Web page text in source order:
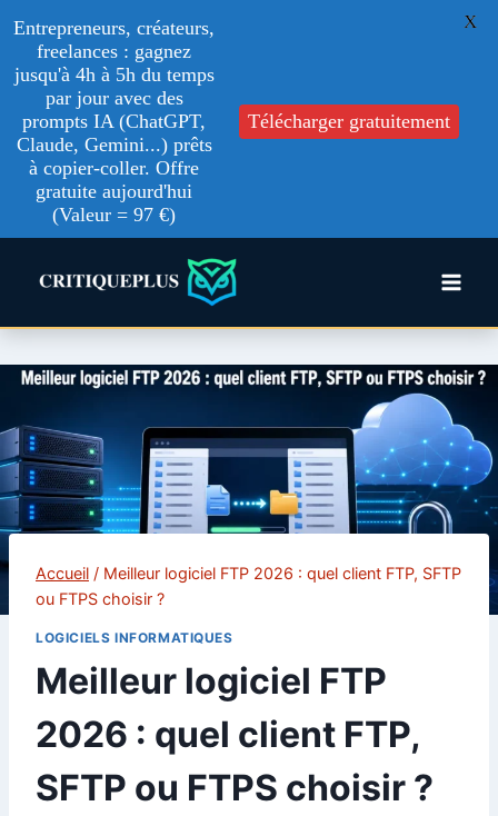
Accueil / Meilleur logiciel FTP 2026 : quel client FTP, SFTP
ou FTPS choisir ?
LOGICIELS INFORMATIQUES
Meilleur logiciel FTP
2026 : quel client FTP,
SFTP ou FTPS choisir ?
Entrepreneurs, créateurs,
freelances : gagnez
jusqu'à 4h à 5h du temps
par jour avec des
prompts IA (ChatGPT,
Claude, Gemini...) prêts
à copier-coller. Offre
gratuite aujourd'hui
(Valeur = 97 €)
Télécharger gratuitement
X